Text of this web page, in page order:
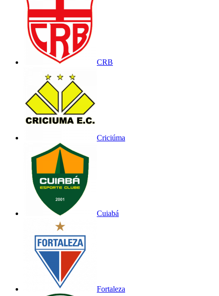
CRB
Criciúma
Cuiabá
Fortaleza